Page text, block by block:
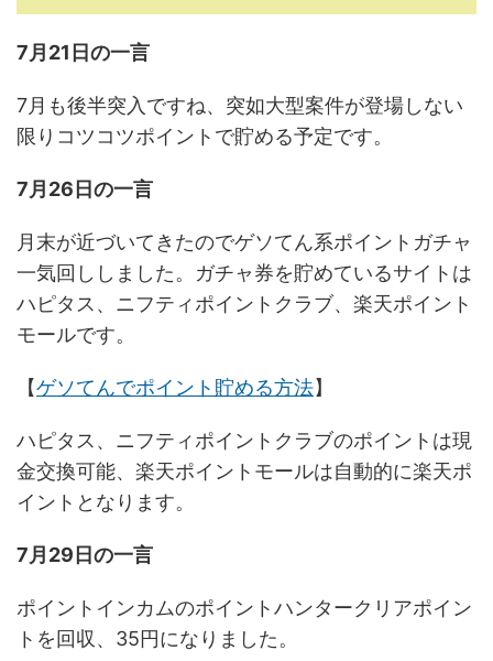
7月21日の一言
7月も後半突入ですね、突如大型案件が登場しない
限りコツコツポイントで貯める予定です。
7月26日の一言
月末が近づいてきたのでゲソてん系ポイントガチャ
一気回ししました。ガチャ券を貯めているサイトは
ハピタス、ニフティポイントクラブ、楽天ポイント
モールです。
【ゲソてんでポイント貯める方法】
ハピタス、ニフティポイントクラブのポイントは現
金交換可能、楽天ポイントモールは自動的に楽天ポ
イントとなります。
7月29日の一言
ポイントインカムのポイントハンタークリアポイン
トを回収、35円になりました。